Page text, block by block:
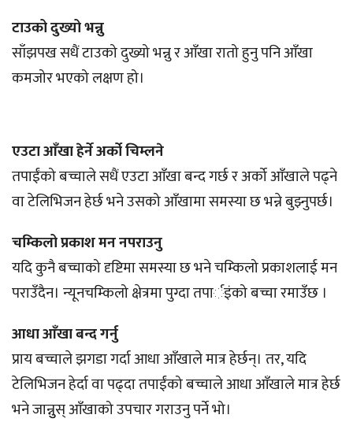
टाउको दुख्यो भन्नु
साँझपख सधैं टाउको दुख्यो भन्नु र आँखा रातो हुनु पनि आँखा
कमजोर भएको लक्षण हो।
एउटा आँखा हेर्ने अर्को चिम्लने
तपाईंको बच्चाले सधैं एउटा आँखा बन्द गर्छ र अर्को आँखाले पढ्ने
वा टेलिभिजन हेर्छ भने उसको आँखामा समस्या छ भन्ने बुझ्नुपर्छ।
चम्किलो प्रकाश मन नपराउनु
यदि कुनै बच्चाको दृष्टिमा समस्या छ भने चम्किलो प्रकाशलाई मन
पराउँदैन। न्यूनचम्किलो क्षेत्रमा पुग्दा तपार्इंको बच्चा रमाउँछ ।
आधा आँखा बन्द गर्नु
प्राय बच्चाले झगडा गर्दा आधा आँखाले मात्र हेर्छन्। तर, यदि
टेलिभिजन हेर्दा वा पढ्दा तपाईंको बच्चाले आधा आँखाले मात्र हेर्छ
भने जान्नुुस् आँखाको उपचार गराउनु पर्ने भो।